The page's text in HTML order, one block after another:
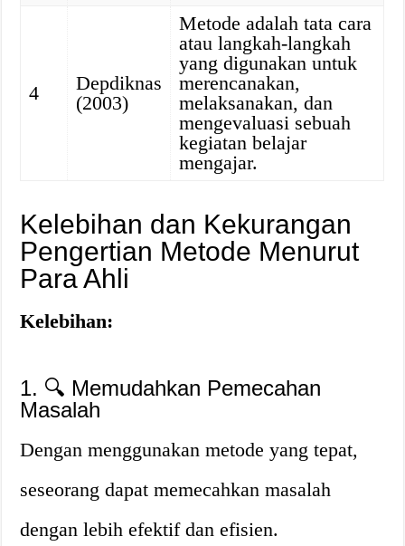
4
Depdiknas
(2003)
Metode adalah tata cara
atau langkah-langkah
yang digunakan untuk
merencanakan,
melaksanakan, dan
mengevaluasi sebuah
kegiatan belajar
mengajar.
Kelebihan dan Kekurangan
Pengertian Metode Menurut
Para Ahli
Kelebihan:
1. 🔍 Memudahkan Pemecahan
Masalah
Dengan menggunakan metode yang tepat,
seseorang dapat memecahkan masalah
dengan lebih efektif dan efisien.